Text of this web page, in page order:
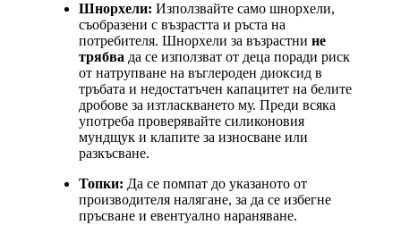
Шнорхели: Използвайте само шнорхели,
съобразени с възрастта и ръста на
потребителя. Шнорхели за възрастни не
трябва да се използват от деца поради риск
от натрупване на въглероден диоксид в
тръбата и недостатъчен капацитет на белите
дробове за изтласкването му. Преди всяка
употреба проверявайте силиконовия
мундщук и клапите за износване или
разкъсване.
Топки: Да се помпат до указаното от
производителя налягане, за да се избегне
пръсване и евентуално нараняване.